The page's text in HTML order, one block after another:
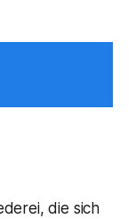
die sich